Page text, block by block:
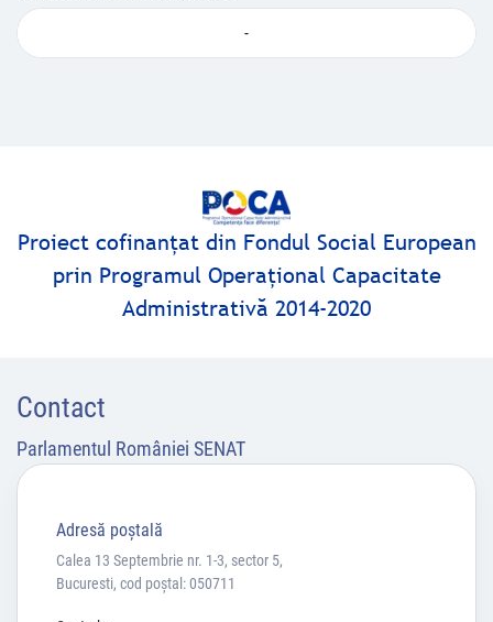
-
Proiect cofinanţat din Fondul Social European
prin Programul Operaţional Capacitate
Administrativă 2014-2020
Contact
Parlamentul României SENAT
Adresă poştală
Calea 13 Septembrie nr. 1-3, sector 5,
Bucuresti, cod poștal: 050711